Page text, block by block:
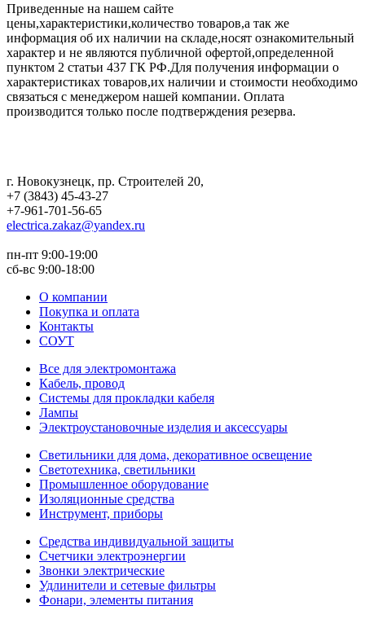
Приведенные на нашем сайте
цены,характеристики,количество товаров,а так же
информация об их наличии на складе,носят ознакомительный
характер и не являются публичной офертой,определенной
пунктом 2 статьи 437 ГК РФ.Для получения информации о
характеристиках товаров,их наличии и стоимости необходимо
связаться с менеджером нашей компании. Оплата
производится только после подтверждения резерва.
г. Новокузнецк, пр. Строителей 20,
+7 (3843) 45-43-27
+7-961-701-56-65
electrica.zakaz@yandex.ru
пн-пт 9:00-19:00
сб-вс 9:00-18:00
О компании
Покупка и оплата
Контакты
СОУТ
Все для электромонтажа
Кабель, провод
Системы для прокладки кабеля
Лампы
Электроустановочные изделия и аксессуары
Светильники для дома, декоративное освещение
Светотехника, светильники
Промышленное оборудование
Изоляционные средства
Инструмент, приборы
Средства индивидуальной защиты
Счетчики электроэнергии
Звонки электрические
Удлинители и сетевые фильтры
Фонари, элементы питания